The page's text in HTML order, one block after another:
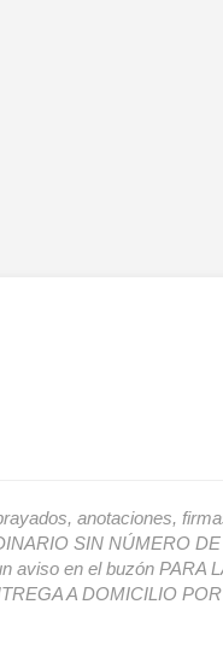
anotaciones,
SIN NÚMERO DE
aviso en el buzón PARA
A DOMICILIO POR